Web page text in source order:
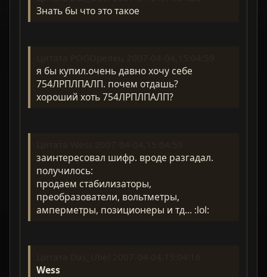
Знать бы что это такое
я бы купил.очень давно хочу себе
754ЛРПЛПАЛП. почем отдашь?
хороший хоть 754ЛРПЛПАЛП?
заинтересовал шифр. вроде разгадал.
получилось:
продаем стабилизаторы,
преобразователи, вольтметры,
амперметры, позиционеры и тд... :lol:
Wess